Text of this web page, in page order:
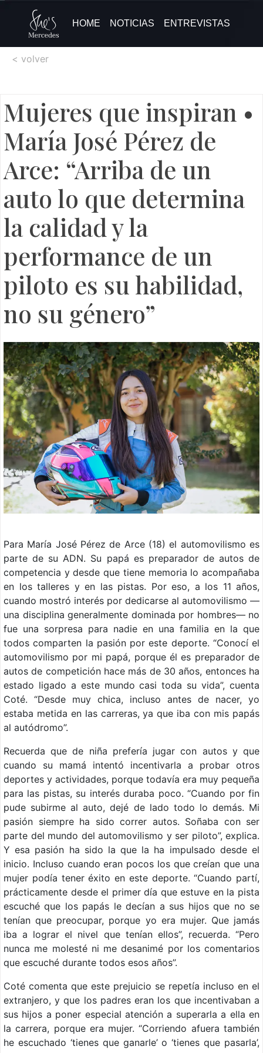
HOME NOTICIAS ENTREVISTAS
< volver
Mujeres que inspiran •
María José Pérez de
Arce: “Arriba de un
auto lo que determina
la calidad y la
performance de un
piloto es su habilidad,
no su género”
Para María José Pérez de Arce (18) el automovilismo es
parte de su ADN. Su papá es preparador de autos de
competencia y desde que tiene memoria lo acompañaba
en los talleres y en las pistas. Por eso, a los 11 años,
cuando mostró interés por dedicarse al automovilismo —
una disciplina generalmente dominada por hombres— no
fue una sorpresa para nadie en una familia en la que
todos comparten la pasión por este deporte. “Conocí el
automovilismo por mi papá, porque él es preparador de
autos de competición hace más de 30 años, entonces ha
estado ligado a este mundo casi toda su vida”, cuenta
Coté. “Desde muy chica, incluso antes de nacer, yo
estaba metida en las carreras, ya que iba con mis papás
al autódromo”.
Recuerda que de niña prefería jugar con autos y que
cuando su mamá intentó incentivarla a probar otros
deportes y actividades, porque todavía era muy pequeña
para las pistas, su interés duraba poco. “Cuando por fin
pude subirme al auto, dejé de lado todo lo demás. Mi
pasión siempre ha sido correr autos. Soñaba con ser
parte del mundo del automovilismo y ser piloto”, explica.
Y esa pasión ha sido la que la ha impulsado desde el
inicio. Incluso cuando eran pocos los que creían que una
mujer podía tener éxito en este deporte. “Cuando partí,
prácticamente desde el primer día que estuve en la pista
escuché que los papás le decían a sus hijos que no se
tenían que preocupar, porque yo era mujer. Que jamás
iba a lograr el nivel que tenían ellos”, recuerda. “Pero
nunca me molesté ni me desanimé por los comentarios
que escuché durante todos esos años”.
Coté comenta que este prejuicio se repetía incluso en el
extranjero, y que los padres eran los que incentivaban a
sus hijos a poner especial atención a superarla a ella en
la carrera, porque era mujer. “Corriendo afuera también
he escuchado ‘tienes que ganarle’ o ‘tienes que pasarla’,